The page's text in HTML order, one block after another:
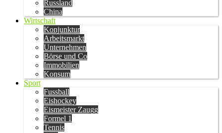
Russland
China
Wirtschaft
Konjunktur
Arbeitsmarkt
Unternehmen
Börse und Co
Immobilien
Konsum
Sport
Fussball
Eishockey
Eismeister Zaugg
Formel 1
Tennis